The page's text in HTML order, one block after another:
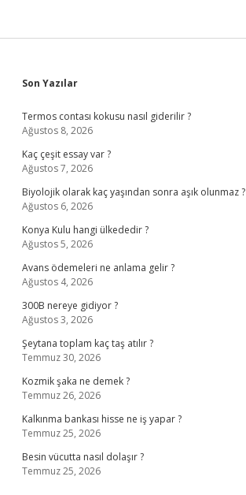
Sidebar
Son Yazılar
Termos contası kokusu nasıl giderilir ?
Ağustos 8, 2026
Kaç çeşit essay var ?
Ağustos 7, 2026
Biyolojik olarak kaç yaşından sonra aşık olunmaz ?
Ağustos 6, 2026
Konya Kulu hangi ülkededir ?
Ağustos 5, 2026
Avans ödemeleri ne anlama gelir ?
Ağustos 4, 2026
300B nereye gidiyor ?
Ağustos 3, 2026
Şeytana toplam kaç taş atılır ?
Temmuz 30, 2026
Kozmik şaka ne demek ?
Temmuz 26, 2026
Kalkınma bankası hisse ne iş yapar ?
Temmuz 25, 2026
Besin vücutta nasıl dolaşır ?
Temmuz 25, 2026